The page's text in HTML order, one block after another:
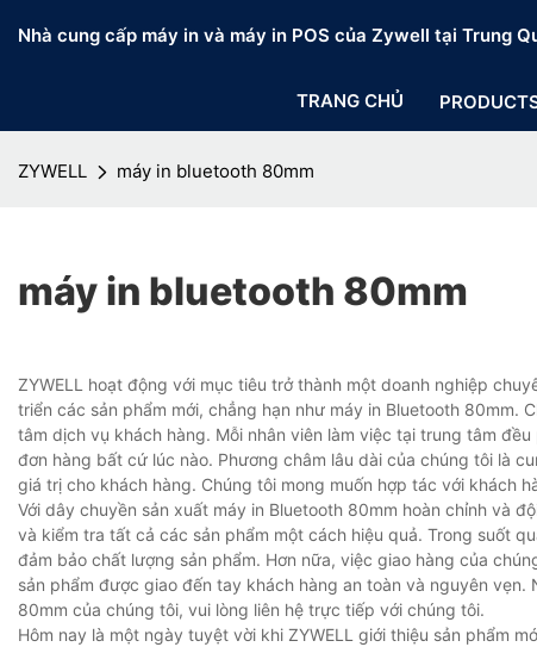
Nhà cung cấp máy in và máy in POS của Zywell tại Trung
TRANG CHỦ
ZYWELL máy in bluetooth 80mm
máy in bluetooth 80mm
ZYWELL hoạt động với mục tiêu trở thành một doanh nghiệp
triển các sản phẩm mới, chẳng hạn như máy in Bluetooth
tâm dịch vụ khách hàng. Mỗi nhân viên làm việc tại trung tâm
đơn hàng bất cứ lúc nào. Phương châm lâu dài của chúng tôi là
giá trị cho khách hàng. Chúng tôi mong muốn hợp tác với khách
Với dây chuyền sản xuất máy in Bluetooth 80mm hoàn chỉnh và
và kiểm tra tất cả các sản phẩm một cách hiệu quả. Trong suốt
đảm bảo chất lượng sản phẩm. Hơn nữa, việc giao hàng của
sản phẩm được giao đến tay khách hàng an toàn và nguyên
80mm của chúng tôi, vui lòng liên hệ trực tiếp với chúng tôi.
Hôm nay là một ngày tuyệt vời khi ZYWELL giới thiệu sản phẩm